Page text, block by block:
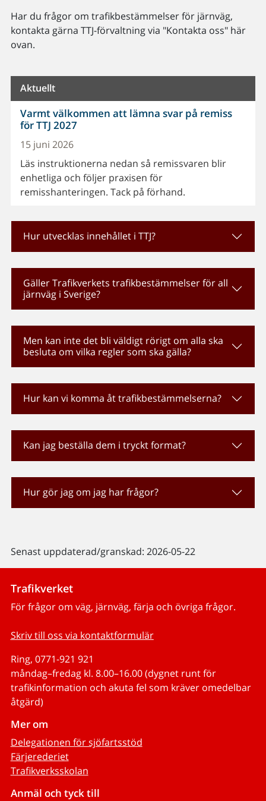
Har du frågor om trafikbestämmelser för järnväg,
kontakta gärna TTJ-förvaltning via "Kontakta oss" här
ovan.
Aktuellt
Varmt välkommen att lämna svar på remiss
för TTJ 2027
15 juni 2026
Läs instruktionerna nedan så remissvaren blir
enhetliga och följer praxisen för
remisshanteringen. Tack på förhand.
Hur utvecklas innehållet i TTJ?
Gäller Trafikverkets trafikbestämmelser för all
järnväg i Sverige?
Men kan inte det bli väldigt rörigt om alla ska
besluta om vilka regler som ska gälla?
Hur kan vi komma åt trafikbestämmelserna?
Kan jag beställa dem i tryckt format?
Hur gör jag om jag har frågor?
Senast uppdaterad/granskad: 2026-05-22
Trafikverket
För frågor om väg, järnväg, färja och övriga frågor.
Skriv till oss via kontaktformulär
Ring, 0771-921 921
måndag–fredag kl. 8.00–16.00 (dygnet runt för
trafikinformation och akuta fel som kräver omedelbar
åtgärd)
Mer om
Delegationen för sjöfartsstöd
Färjerederiet
Trafikverksskolan
Anmäl och tyck till